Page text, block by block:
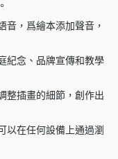
音，爲繪本添加聲音，
紀念、品牌宣傳和教學
整插畫的細節，創作出
以在任何設備上通過瀏